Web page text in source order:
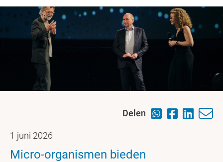
Delen
1 juni 2026
Micro-organismen bieden